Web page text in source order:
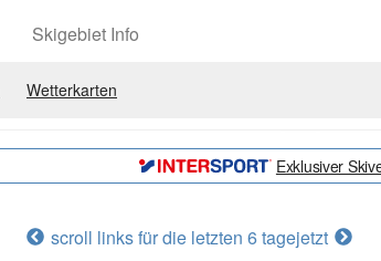
Skigebiet Info
Wetterkarten
Exklusiver
scroll links für die letzten 6 tagejetzt